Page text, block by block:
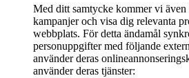
Med ditt samtycke kommer vi
kampanjer och visa dig relevanta
webbplats. För detta ändamål
personuppgifter med följande
använder deras
använder deras tjänster: